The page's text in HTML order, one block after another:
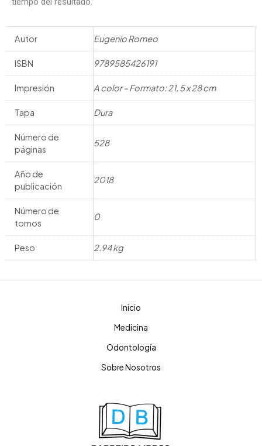
Autor Eugenio Romeo
ISBN 9789585426191
Impresión A color – Formato: 21, 5 x 28 cm
Tapa Dura
Número de
páginas
528
Año de
publicación
2018
Número de
tomos
0
Peso 2.94 kg
Inicio
Medicina
Odontología
Sobre Nosotros